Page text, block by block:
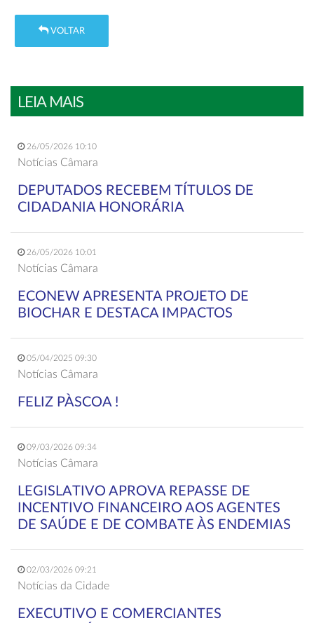
VOLTAR
LEIA MAIS
26/05/2026 10:10
Notícias Câmara
DEPUTADOS RECEBEM TÍTULOS DE
CIDADANIA HONORÁRIA
26/05/2026 10:01
Notícias Câmara
ECONEW APRESENTA PROJETO DE
BIOCHAR E DESTACA IMPACTOS
05/04/2025 09:30
Notícias Câmara
FELIZ PÀSCOA !
09/03/2026 09:34
Notícias Câmara
LEGISLATIVO APROVA REPASSE DE
INCENTIVO FINANCEIRO AOS AGENTES
DE SAÚDE E DE COMBATE ÀS ENDEMIAS
02/03/2026 09:21
Notícias da Cidade
EXECUTIVO E COMERCIANTES